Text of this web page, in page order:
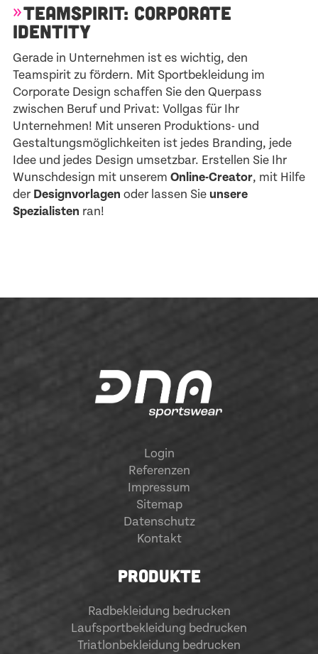
TEAMSPIRIT: CORPORATE
IDENTITY
Gerade in Unternehmen ist es wichtig, den
Teamspirit zu fördern. Mit Sportbekleidung im
Corporate Design schaffen Sie den Querpass
zwischen Beruf und Privat: Vollgas für Ihr
Unternehmen! Mit unseren Produktions- und
Gestaltungsmöglichkeiten ist jedes Branding, jede
Idee und jedes Design umsetzbar. Erstellen Sie Ihr
Wunschdesign mit unserem Online-Creator, mit Hilfe
der Designvorlagen oder lassen Sie unsere
Spezialisten ran!
Login
Referenzen
Impressum
Sitemap
Datenschutz
Kontakt
PRODUKTE
Radbekleidung bedrucken
Laufsportbekleidung bedrucken
Triatlonbekleidung bedrucken